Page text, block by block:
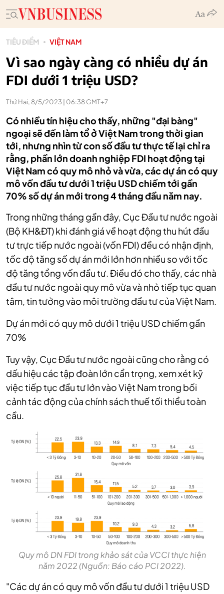
TIÊU ĐIỂM VIỆT NAM
Vì sao ngày càng có nhiều dự án
FDI dưới 1 triệu USD?
Thứ Hai, 8/5/2023 | 06:38 GMT+7
Có nhiều tín hiệu cho thấy, những "đại bàng"
ngoại sẽ đến làm tổ ở Việt Nam trong thời gian
tới, nhưng nhìn từ con số đầu tư thực tế lại chỉ ra
rằng, phần lớn doanh nghiệp FDI hoạt động tại
Việt Nam có quy mô nhỏ và vừa, các dự án có quy
mô vốn đầu tư dưới 1 triệu USD chiếm tới gần
70% số dự án mới trong 4 tháng đầu năm nay.
Trong những tháng gần đây, Cục Đầu tư nước ngoài
(Bộ KH&ĐT) khi đánh giá về hoạt động thu hút đầu
tư trực tiếp nước ngoài (vốn FDI) đều có nhận định,
tốc độ tăng số dự án mới lớn hơn nhiều so với tốc
độ tăng tổng vốn đầu tư. Điều đó cho thấy, các nhà
đầu tư nước ngoài quy mô vừa và nhỏ tiếp tục quan
tâm, tin tưởng vào môi trường đầu tư của Việt Nam.
Dự án mới có quy mô dưới 1 triệu USD chiếm gần
70%
Tuy vậy, Cục Đầu tư nước ngoài cũng cho rằng có
dấu hiệu các tập đoàn lớn cẩn trọng, xem xét kỹ
việc tiếp tục đầu tư lớn vào Việt Nam trong bối
cảnh tác động của chính sách thuế tối thiểu toàn
cầu.
Quy mô DN FDI trong khảo sát của VCCI thực hiện
năm 2022 (Nguồn: Báo cáo PCI 2022).
"Các dự án có quy mô vốn đầu tư dưới 1 triệu USD